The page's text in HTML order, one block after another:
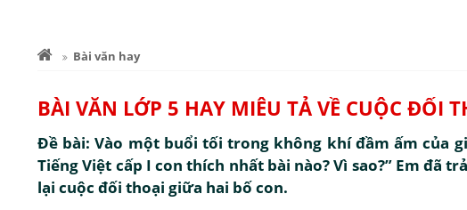
Bài văn hay
BÀI VĂN LỚP 5 HAY MIÊU TẢ VỀ CUỘC ĐỐI
Đề bài: Vào một buổi tối trong không khí đầm ấm của
Tiếng Việt cấp I con thích nhất bài nào? Vì sao?” Em đã
lại cuộc đối thoại giữa hai bố con.